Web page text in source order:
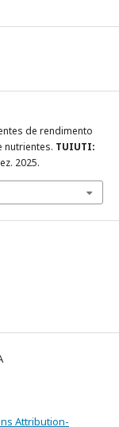
de rendimento
nutrientes. TUIUTI:
2025.
Attribution-